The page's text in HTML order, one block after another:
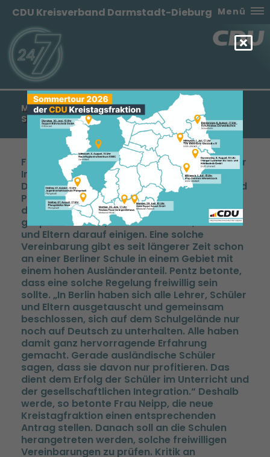
CDU Kreisverband Darmstadt-Dieburg Menü
MANFRED PENTZ: DEUTSCH AUCH AUF DEN
SCHULHÖFEN IM LANDKREIS DA-DI
Freiwillige Vereinbarung wie in Berlin dient der
Integration und dem Schulerfolg der Kinder
Der Kreisvorsitzende der CDU-DA-DI Manfred
Pentz, schlägt vor, dass auf den Schulhöfen
des Landkreises künftig nur Deutsch
gesprochen wird, wenn sich Lehrer, Schüler
und Eltern darauf einigen. Eine solche
Vereinbarung gibt es seit längerer Zeit schon
an einer Berliner Schule in einem Gebiet mit
einem hohen Ausländeranteil. Pentz betonte,
dass eine solche Regelung freiwillig sein
sollte. „In Berlin haben sich alle Lehrer, Schüler
und Eltern ausgetauscht und gemeinsam
beschlossen, sich auf dem Schulgelände nur
noch auf Deutsch zu unterhalten. Alle haben
damit ganz hervorragende Erfahrung
gemacht. Gerade ausländische Schüler
sagen, dass sie davon nur profitieren. Das
dient dem Erfolg der Schüler im Unterricht und
der gesellschaftlichen Integration.“ Deshalb
werde, so betonte Frau Neipp, die neue
Kreistagfraktion einen entsprechenden
Antrag stellen. Danach soll an die Schulen
herangetreten werden, solche freiwilligen
Vereinbarungen zu prüfen. Kritik an